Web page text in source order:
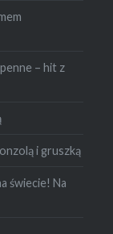
– hit z
i gruszką
świecie! Na